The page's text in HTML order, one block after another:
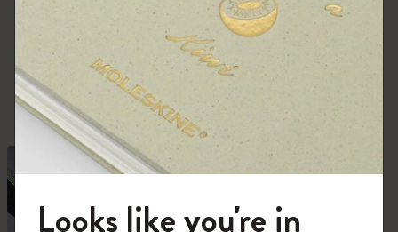
ショップ
創作活動に必要なすべて。
Looks like you're in